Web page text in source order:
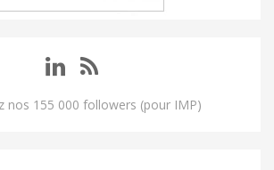
nos 155 000 followers (pour IMP)